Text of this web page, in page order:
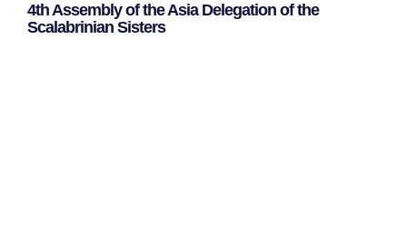
4th Assembly of the Asia Delegation of the
Scalabrinian Sisters